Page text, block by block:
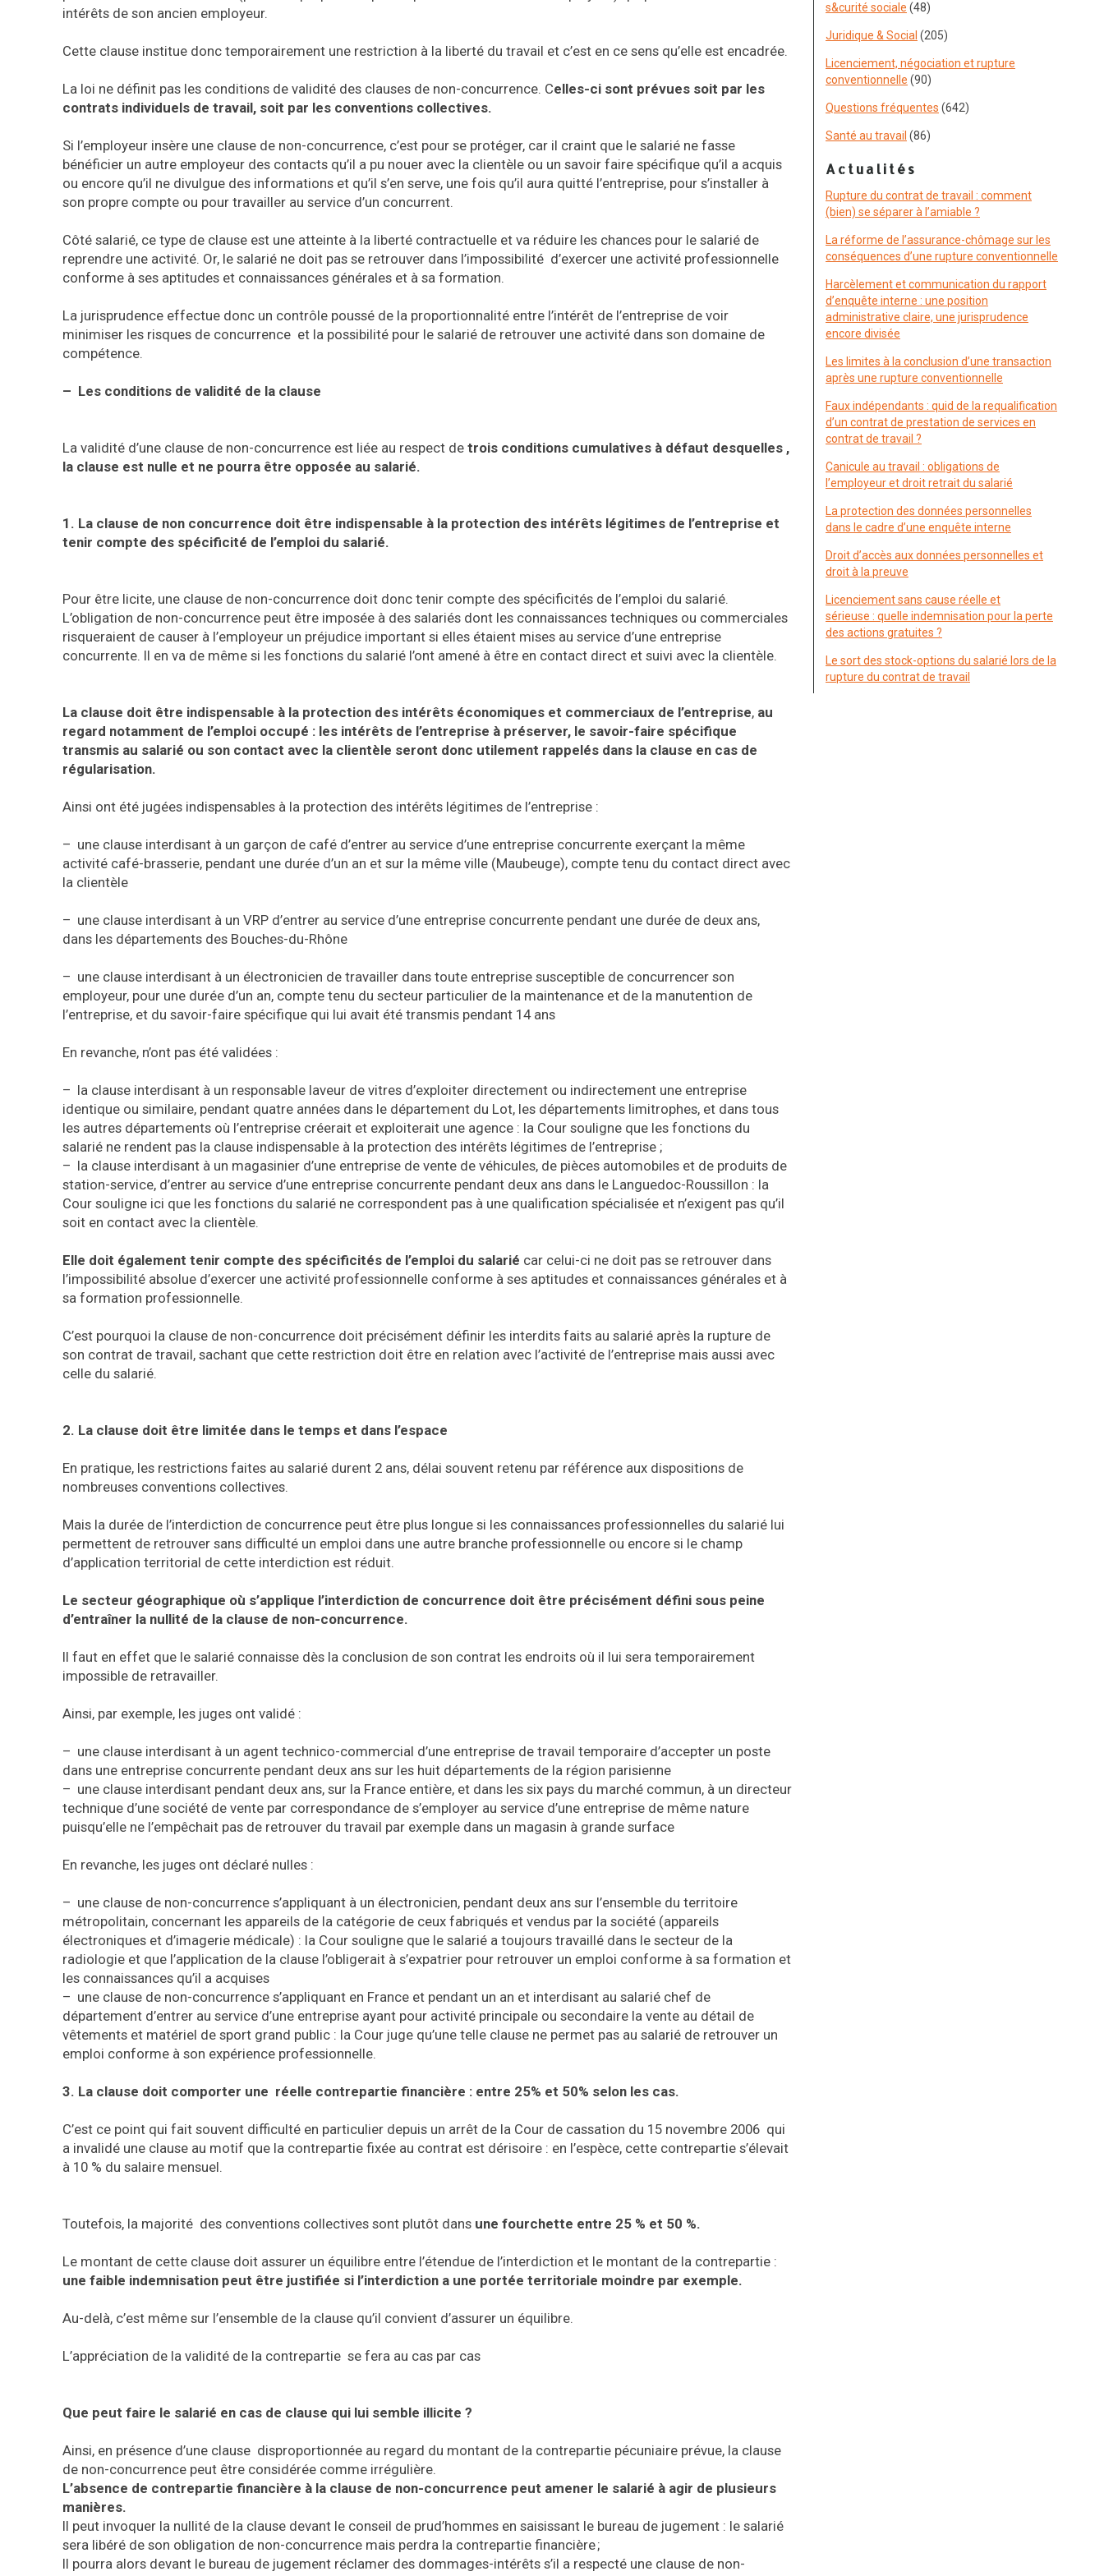
intérêts de son ancien employeur.
Cette clause institue donc temporairement une restriction à la liberté du travail et c’est en ce sens qu’elle est encadrée.
La loi ne définit pas les conditions de validité des clauses de non-concurrence. Celles-ci sont prévues soit par les
contrats individuels de travail, soit par les conventions collectives.
Si l’employeur insère une clause de non-concurrence, c’est pour se protéger, car il craint que le salarié ne fasse
bénéficier un autre employeur des contacts qu’il a pu nouer avec la clientèle ou un savoir faire spécifique qu’il a acquis
ou encore qu’il ne divulgue des informations et qu’il s’en serve, une fois qu’il aura quitté l’entreprise, pour s’installer à
son propre compte ou pour travailler au service d’un concurrent.
Côté salarié, ce type de clause est une atteinte à la liberté contractuelle et va réduire les chances pour le salarié de
reprendre une activité. Or, le salarié ne doit pas se retrouver dans l’impossibilité d’exercer une activité professionnelle
conforme à ses aptitudes et connaissances générales et à sa formation.
La jurisprudence effectue donc un contrôle poussé de la proportionnalité entre l’intérêt de l’entreprise de voir
minimiser les risques de concurrence et la possibilité pour le salarié de retrouver une activité dans son domaine de
compétence.
– Les conditions de validité de la clause
La validité d’une clause de non-concurrence est liée au respect de trois conditions cumulatives à défaut desquelles ,
la clause est nulle et ne pourra être opposée au salarié.
1. La clause de non concurrence doit être indispensable à la protection des intérêts légitimes de l’entreprise et
tenir compte des spécificité de l’emploi du salarié.
Pour être licite, une clause de non-concurrence doit donc tenir compte des spécificités de l’emploi du salarié.
L’obligation de non-concurrence peut être imposée à des salariés dont les connaissances techniques ou commerciales
risqueraient de causer à l’employeur un préjudice important si elles étaient mises au service d’une entreprise
concurrente. Il en va de même si les fonctions du salarié l’ont amené à être en contact direct et suivi avec la clientèle.
La clause doit être indispensable à la protection des intérêts économiques et commerciaux de l’entreprise, au
regard notamment de l’emploi occupé : les intérêts de l’entreprise à préserver, le savoir-faire spécifique
transmis au salarié ou son contact avec la clientèle seront donc utilement rappelés dans la clause en cas de
régularisation.
Ainsi ont été jugées indispensables à la protection des intérêts légitimes de l’entreprise :
– une clause interdisant à un garçon de café d’entrer au service d’une entreprise concurrente exerçant la même
activité café-brasserie, pendant une durée d’un an et sur la même ville (Maubeuge), compte tenu du contact direct avec
la clientèle
– une clause interdisant à un VRP d’entrer au service d’une entreprise concurrente pendant une durée de deux ans,
dans les départements des Bouches-du-Rhône
– une clause interdisant à un électronicien de travailler dans toute entreprise susceptible de concurrencer son
employeur, pour une durée d’un an, compte tenu du secteur particulier de la maintenance et de la manutention de
l’entreprise, et du savoir-faire spécifique qui lui avait été transmis pendant 14 ans
En revanche, n’ont pas été validées :
– la clause interdisant à un responsable laveur de vitres d’exploiter directement ou indirectement une entreprise
identique ou similaire, pendant quatre années dans le département du Lot, les départements limitrophes, et dans tous
les autres départements où l’entreprise créerait et exploiterait une agence : la Cour souligne que les fonctions du
salarié ne rendent pas la clause indispensable à la protection des intérêts légitimes de l’entreprise ;
– la clause interdisant à un magasinier d’une entreprise de vente de véhicules, de pièces automobiles et de produits de
station-service, d’entrer au service d’une entreprise concurrente pendant deux ans dans le Languedoc-Roussillon : la
Cour souligne ici que les fonctions du salarié ne correspondent pas à une qualification spécialisée et n’exigent pas qu’il
soit en contact avec la clientèle.
Elle doit également tenir compte des spécificités de l’emploi du salarié car celui-ci ne doit pas se retrouver dans
l’impossibilité absolue d’exercer une activité professionnelle conforme à ses aptitudes et connaissances générales et à
sa formation professionnelle.
C’est pourquoi la clause de non-concurrence doit précisément définir les interdits faits au salarié après la rupture de
son contrat de travail, sachant que cette restriction doit être en relation avec l’activité de l’entreprise mais aussi avec
celle du salarié.
2. La clause doit être limitée dans le temps et dans l’espace
En pratique, les restrictions faites au salarié durent 2 ans, délai souvent retenu par référence aux dispositions de
nombreuses conventions collectives.
Mais la durée de l’interdiction de concurrence peut être plus longue si les connaissances professionnelles du salarié lui
permettent de retrouver sans difficulté un emploi dans une autre branche professionnelle ou encore si le champ
d’application territorial de cette interdiction est réduit.
Le secteur géographique où s’applique l’interdiction de concurrence doit être précisément défini sous peine
d’entraîner la nullité de la clause de non-concurrence.
Il faut en effet que le salarié connaisse dès la conclusion de son contrat les endroits où il lui sera temporairement
impossible de retravailler.
Ainsi, par exemple, les juges ont validé :
– une clause interdisant à un agent technico-commercial d’une entreprise de travail temporaire d’accepter un poste
dans une entreprise concurrente pendant deux ans sur les huit départements de la région parisienne
– une clause interdisant pendant deux ans, sur la France entière, et dans les six pays du marché commun, à un directeur
technique d’une société de vente par correspondance de s’employer au service d’une entreprise de même nature
puisqu’elle ne l’empêchait pas de retrouver du travail par exemple dans un magasin à grande surface
En revanche, les juges ont déclaré nulles :
– une clause de non-concurrence s’appliquant à un électronicien, pendant deux ans sur l’ensemble du territoire
métropolitain, concernant les appareils de la catégorie de ceux fabriqués et vendus par la société (appareils
électroniques et d’imagerie médicale) : la Cour souligne que le salarié a toujours travaillé dans le secteur de la
radiologie et que l’application de la clause l’obligerait à s’expatrier pour retrouver un emploi conforme à sa formation et
les connaissances qu’il a acquises
– une clause de non-concurrence s’appliquant en France et pendant un an et interdisant au salarié chef de
département d’entrer au service d’une entreprise ayant pour activité principale ou secondaire la vente au détail de
vêtements et matériel de sport grand public : la Cour juge qu’une telle clause ne permet pas au salarié de retrouver un
emploi conforme à son expérience professionnelle.
3. La clause doit comporter une réelle contrepartie financière : entre 25% et 50% selon les cas.
C’est ce point qui fait souvent difficulté en particulier depuis un arrêt de la Cour de cassation du 15 novembre 2006 qui
a invalidé une clause au motif que la contrepartie fixée au contrat est dérisoire : en l’espèce, cette contrepartie s’élevait
à 10 % du salaire mensuel.
Toutefois, la majorité des conventions collectives sont plutôt dans une fourchette entre 25 % et 50 %.
Le montant de cette clause doit assurer un équilibre entre l’étendue de l’interdiction et le montant de la contrepartie :
une faible indemnisation peut être justifiée si l’interdiction a une portée territoriale moindre par exemple.
Au-delà, c’est même sur l’ensemble de la clause qu’il convient d’assurer un équilibre.
L’appréciation de la validité de la contrepartie se fera au cas par cas
Que peut faire le salarié en cas de clause qui lui semble illicite ?
Ainsi, en présence d’une clause disproportionnée au regard du montant de la contrepartie pécuniaire prévue, la clause
de non-concurrence peut être considérée comme irrégulière.
L’absence de contrepartie financière à la clause de non-concurrence peut amener le salarié à agir de plusieurs
manières.
Il peut invoquer la nullité de la clause devant le conseil de prud’hommes en saisissant le bureau de jugement : le salarié
sera libéré de son obligation de non-concurrence mais perdra la contrepartie financière ;
Il pourra alors devant le bureau de jugement réclamer des dommages-intérêts s’il a respecté une clause de non-
s&curité sociale (48)
Juridique & Social (205)
Licenciement, négociation et rupture
conventionnelle (90)
Questions fréquentes (642)
Santé au travail (86)
Actualités
Rupture du contrat de travail : comment
(bien) se séparer à l’amiable ?
La réforme de l’assurance-chômage sur les
conséquences d’une rupture conventionnelle
Harcèlement et communication du rapport
d’enquête interne : une position
administrative claire, une jurisprudence
encore divisée
Les limites à la conclusion d’une transaction
après une rupture conventionnelle
Faux indépendants : quid de la requalification
d’un contrat de prestation de services en
contrat de travail ?
Canicule au travail : obligations de
l’employeur et droit retrait du salarié
La protection des données personnelles
dans le cadre d’une enquête interne
Droit d’accès aux données personnelles et
droit à la preuve
Licenciement sans cause réelle et
sérieuse : quelle indemnisation pour la perte
des actions gratuites ?
Le sort des stock-options du salarié lors de la
rupture du contrat de travail